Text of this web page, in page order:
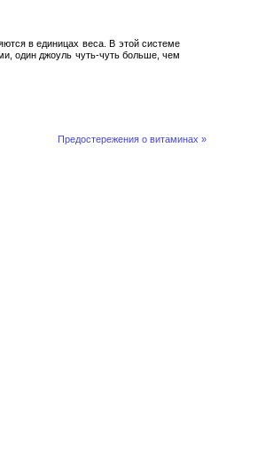
в единицах веса. В этой системе
один джоуль чуть-чуть больше, чем
Предостережения о витаминах »